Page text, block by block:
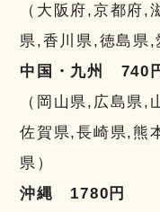
（大阪府,京都府
県,香川県,徳島県,
中国・九州 740
（岡山県,広島県
佐賀県,長崎県,熊
県）
沖縄 1780円